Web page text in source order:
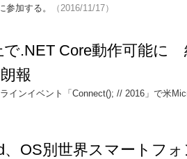
参加する。
（2016/11/17）
で.NET Core動作可能に
報
インイベント「Connect(); // 2016」で米
、OS別世界スマートフ